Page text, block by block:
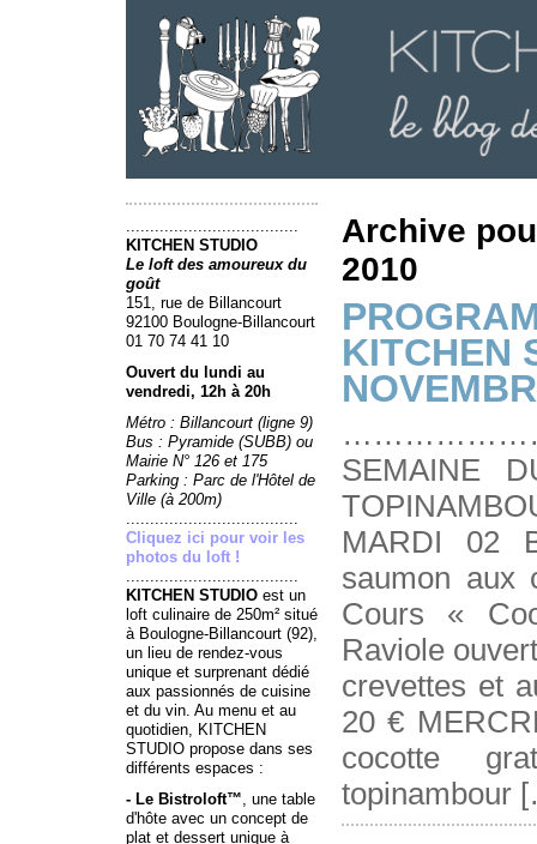
....................................
KITCHEN STUDIO
Le loft des amoureux du
goût
151, rue de Billancourt
92100 Boulogne-Billancourt
01 70 74 41 10
Ouvert du lundi au
vendredi, 12h à 20h
Métro : Billancourt (ligne 9)
Bus : Pyramide (SUBB) ou
Mairie N° 126 et 175
Parking : Parc de l'Hôtel de
Ville (à 200m)
....................................
Cliquez ici pour voir les
photos du loft !
....................................
KITCHEN STUDIO est un
loft culinaire de 250m² situé
à Boulogne-Billancourt (92),
un lieu de rendez-vous
unique et surprenant dédié
aux passionnés de cuisine
et du vin. Au menu et au
quotidien, KITCHEN
STUDIO propose dans ses
différents espaces :
- Le Bistroloft™, une table
d'hôte avec un concept de
plat et dessert unique à
Archive
2010
KITCHEN
SEMAINE
MARDI 02
saumon aux
Cours «
Raviole
crevettes et
20 €
cocotte
topinambour